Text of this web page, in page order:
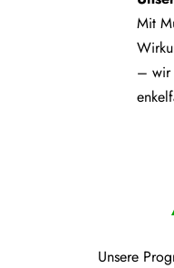
Mit
– wir
Unsere